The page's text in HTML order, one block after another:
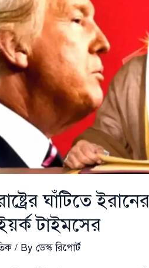
ঘাঁটিতে
টাইমসের
/ By ডেস্ক রিপোর্ট